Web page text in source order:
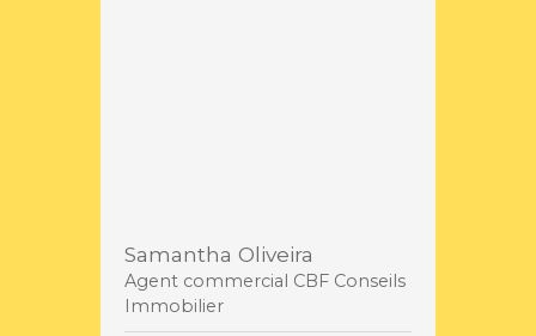
Samantha Oliveira
Agent commercial CBF Conseils
Immobilier